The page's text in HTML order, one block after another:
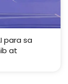
para sa
at